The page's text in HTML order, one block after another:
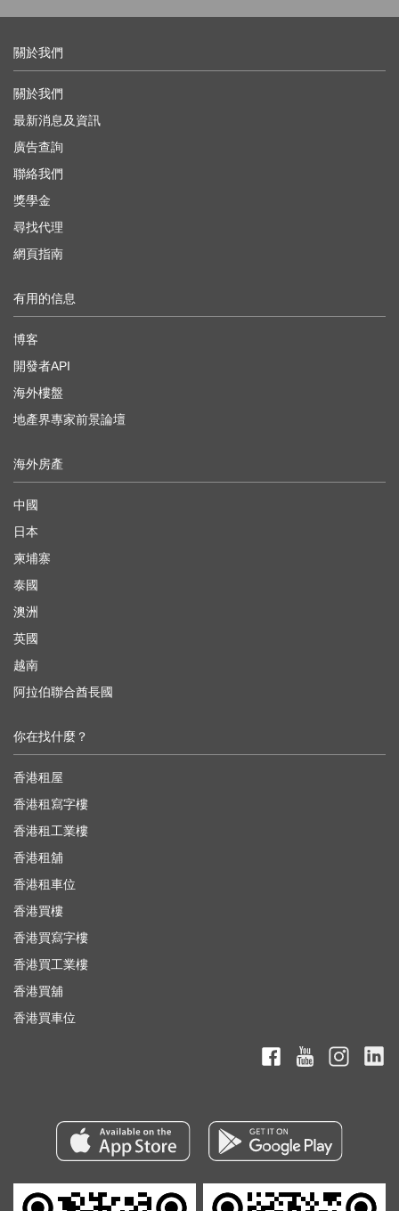
關於我們
關於我們
最新消息及資訊
廣告查詢
聯絡我們
獎學金
尋找代理
網頁指南
有用的信息
博客
開發者API
海外樓盤
地產界專家前景論壇
海外房產
中國
日本
柬埔寨
泰國
澳洲
英國
越南
阿拉伯聯合酋長國
你在找什麼？
香港租屋
香港租寫字樓
香港租工業樓
香港租舖
香港租車位
香港買樓
香港買寫字樓
香港買工業樓
香港買舖
香港買車位